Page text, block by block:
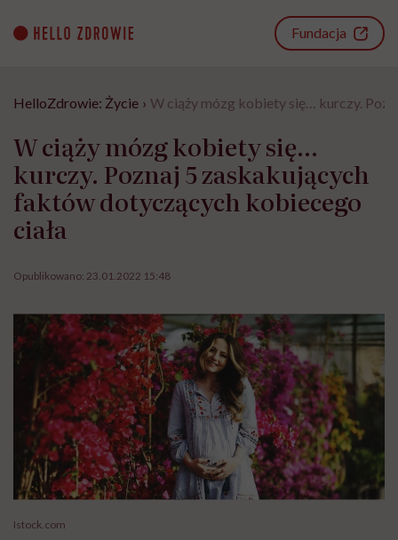
content
Fundacja
HelloZdrowie: Życie › W ciąży mózg kobiety się… kurczy.
W ciąży mózg kobiety się…
kurczy. Poznaj 5 zaskakujących
faktów dotyczących kobiecego
ciała
Opublikowano: 23.01.2022 15:48
Istock.com